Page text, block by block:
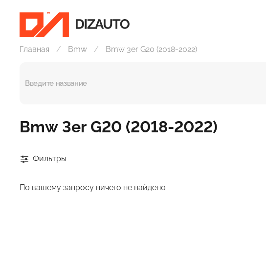
Главная Bmw Bmw 3er G20 (2018-2022)
Bmw 3er G20 (2018-2022)
Фильтры
По вашему запросу ничего не найдено